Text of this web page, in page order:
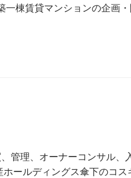
棟賃貸マンションの企画
管理、オーナーコンサル
ールディングス傘下のコス